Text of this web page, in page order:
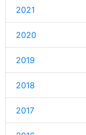
2021
2020
2019
2018
2017